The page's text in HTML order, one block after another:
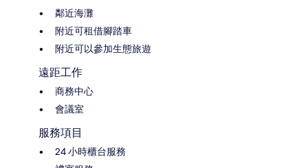
鄰近海灘
附近可租借腳踏車
附近可以參加生態旅遊
遠距工作
商務中心
會議室
服務項目
24 小時櫃台服務